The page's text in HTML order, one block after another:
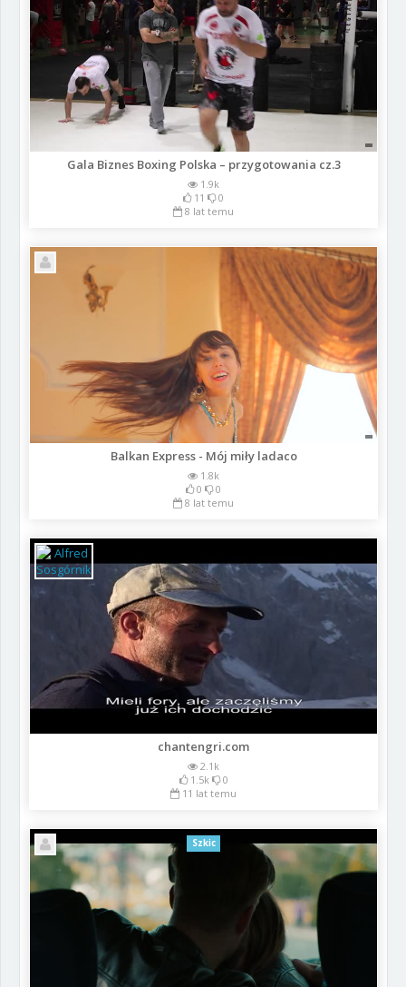
Gala Biznes Boxing Polska – przygotowania cz.3
1.9k
11
0
8 lat temu
Balkan Express - Mój miły ladaco
1.8k
0
0
8 lat temu
chantengri.com
2.1k
1.5k
0
11 lat temu
Szkic